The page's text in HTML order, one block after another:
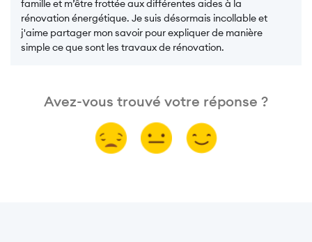
famille et m’être frottée aux différentes aides à la
rénovation énergétique. Je suis désormais incollable et
j'aime partager mon savoir pour expliquer de manière
simple ce que sont les travaux de rénovation.
Avez-vous trouvé votre réponse ?